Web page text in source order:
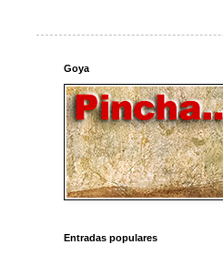
Goya
Entradas populares